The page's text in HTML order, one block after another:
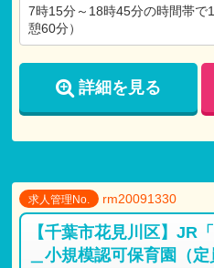
【各種手当】
交通費支給（月額20,000円ま
【試用期間】
試用期間 有 3ヶ月間
仕事内容：本採用時と変わらず
月給：本採用時と変わらず
7時15分～18時45分の時間帯で
憩60分）
詳細を見る
求人管理No. rm20091330
【千葉市花見川区】JR
＿小規模認可保育園（